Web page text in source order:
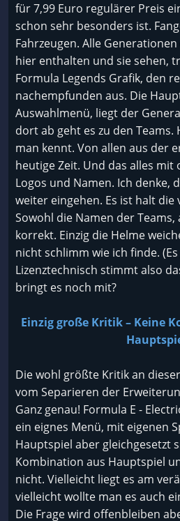
für 7,99 Euro regulärer Preis
schon sehr besonders ist.
Fahrzeugen. Alle
hier enthalten und sie sehen,
Formula Legends Grafik, den
nachempfunden aus. Die
Auswahlmenü, liegt der
dort ab geht es zu den Teams.
man kennt. Von allen aus der
heutige Zeit. Und das alles mit
Logos und Namen. Ich denke,
weiter eingehen. Es ist halt die
Sowohl die Namen der Teams,
korrekt. Einzig die Helme
nicht schlimm wie ich finde.
Lizenztechnisch stimmt also
bringt es noch mit?
Einzig große Kritik – Keine
Die wohl größte Kritik an
vom Separieren der
Ganz genau! Formula E -
ein eignes Menü, mit eigenen
Hauptspiel aber gleichgesetzt
Kombination aus Hauptspiel
nicht. Vielleicht liegt es am
vielleicht wollte man es auch
Die Frage wird offenbleiben